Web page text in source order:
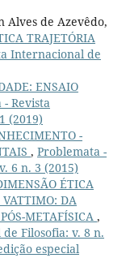
Alves de Azevêdo,
TRAJETÓRIA
Internacional de
ENSAIO
Revista
(2019)
-
, Problemata -
6 n. 3 (2015)
ÉTICA
VATTIMO: DA
METAFÍSICA ,
Filosofia: v. 8 n.
especial